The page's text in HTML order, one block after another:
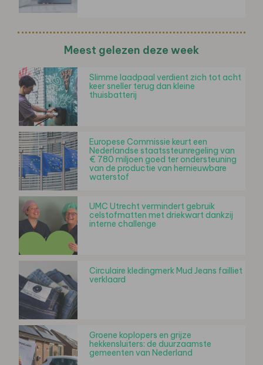
Meest gelezen deze week
Slimme laadpaal verdient zich tot acht
keer sneller terug dan kleine
thuisbatterij
Europese Commissie keurt een
Nederlandse staatssteunregeling van
€ 780 miljoen goed ter ondersteuning
van de productie van hernieuwbare
waterstof
UMC Utrecht vermindert gebruik
celstofmatten met driekwart dankzij
interne challenge
Circulaire kledingmerk Mud Jeans failliet
verklaard
Groene koplopers en grijze
hekkensluiters: de duurzaamste
gemeenten van Nederland